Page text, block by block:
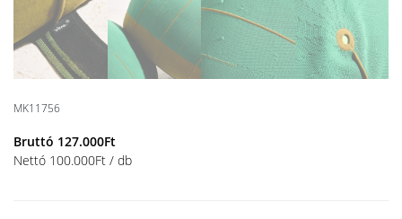
MK11756
Bruttó 127.000Ft
Nettó 100.000Ft / db